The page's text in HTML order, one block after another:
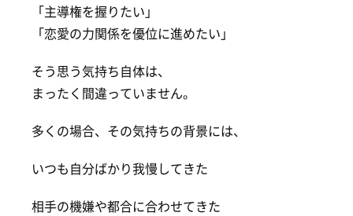
「主導権を握りたい」
「恋愛の力関係を優位に進めたい」
そう思う気持ち自体は、
まったく間違っていません。
多くの場合、その気持ちの背景には、
いつも自分ばかり我慢してきた
相手の機嫌や都合に合わせてきた